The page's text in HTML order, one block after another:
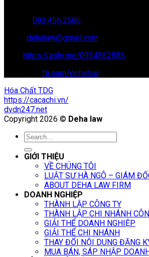
093.456.2586
dehalaw@gmail.com
https://zalo.me/0934562586
fb.com/dehalaw
Hóa Chất TDG
https://cacachi.vn/
dvdn247.net
Copyright 2026 © Deha law
GIỚI THIỆU
VỀ CHÚNG TÔI
LUẬT SƯ HÀ NGÔ – GIÁM
ABOUT DEHA LAW FIRM
DOANH NGHIỆP
THÀNH LẬP CÔNG TY
THÀNH LẬP CHI NHÁNH
GIẢI THỂ DOANH NGHIỆP
GIẢI THỂ CHI NHÁNH
THAY ĐỔI NỘI DUNG ĐĂNG
MUA BÁN, SÁP NHẬP